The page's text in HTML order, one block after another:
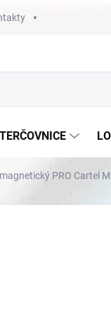
PRO Cartel